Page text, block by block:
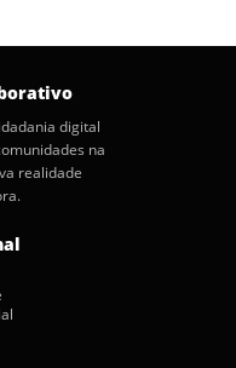
digital
na
realidade